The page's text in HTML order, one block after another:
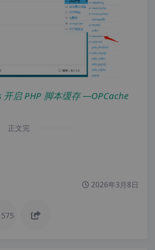
开启 PHP 脚本缓存 —OPCache
正文完
2026年3月8日
575